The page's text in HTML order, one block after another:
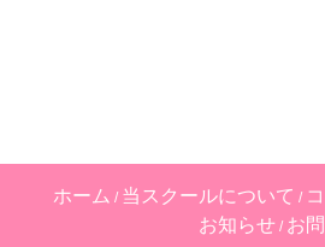
ホーム 当スクールについて
お知らせ お